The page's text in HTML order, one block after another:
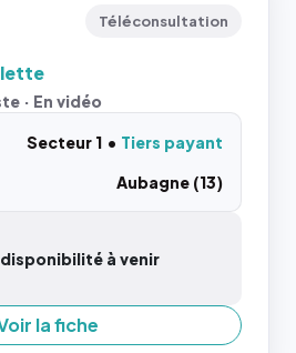
Téléconsultation
· En vidéo
Secteur 1
Tiers payant
Aubagne (13)
à venir
la fiche